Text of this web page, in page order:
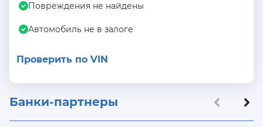
Повреждения не найдены
Автомобиль не в залоге
Проверить по VIN
Банки-партнеры